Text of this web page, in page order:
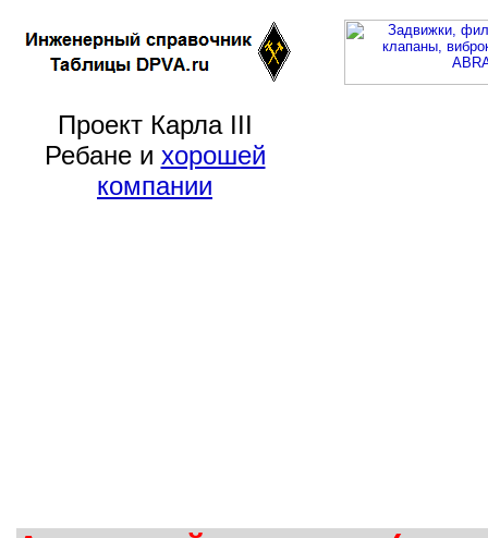
Проект Карла III
Ребане и хорошей
компании